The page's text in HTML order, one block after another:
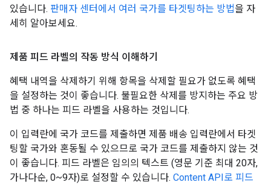
있습니다. 판매자 센터에서 여러 국가를 타겟팅하는 방법을 자
세히 알아보세요.
제품 피드 라벨의 작동 방식 이해하기
혜택 내역을 삭제하기 위해 항목을 삭제할 필요가 없도록 혜택
을 설정하는 것이 좋습니다. 불필요한 삭제를 방지하는 주요 방
법 중 하나는 피드 라벨을 사용하는 것입니다.
이 입력란에 국가 코드를 제출하면 제품 배송 입력란에서 타겟
팅할 국가와 혼동될 수 있으므로 국가 코드를 제출하지 않는 것
이 좋습니다. 피드 라벨은 임의의 텍스트 (영문 기준 최대 20자,
가나다순, 0~9자)로 설정할 수 있습니다. Content API로 피드